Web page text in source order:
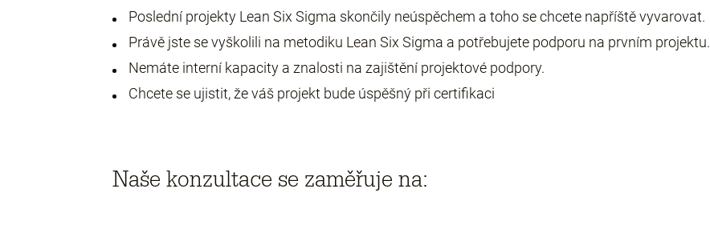
Poslední projekty Lean Six Sigma skončily neúspěchem a toho se chcete napříště vyvarovat.
Právě jste se vyškolili na metodiku Lean Six Sigma a potřebujete podporu na prvním projektu.
Nemáte interní kapacity a znalosti na zajištění projektové podpory.
Chcete se ujistit, že váš projekt bude úspěšný při certifikaci
Naše konzultace se zaměřuje na: